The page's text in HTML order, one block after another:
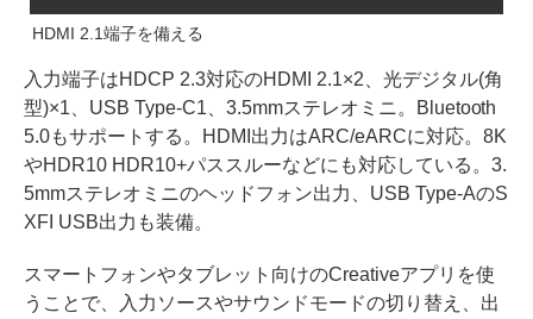
HDMI 2.1端子を備える
入力端子はHDCP 2.3対応のHDMI 2.1×2、光デジタル(角
型)×1、USB Type-C1、3.5mmステレオミニ。Bluetooth
5.0もサポートする。HDMI出力はARC/eARCに対応。8K
やHDR10 HDR10+パススルーなどにも対応している。3.
5mmステレオミニのヘッドフォン出力、USB Type-AのS
XFI USB出力も装備。
スマートフォンやタブレット向けのCreativeアプリを使
うことで、入力ソースやサウンドモードの切り替え、出